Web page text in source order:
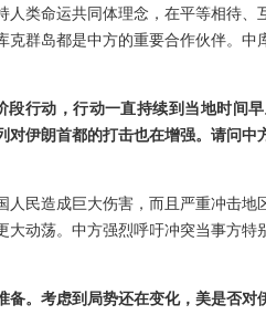
类命运共同体理念，在平等相待、
克群岛都是中方的重要合作伙伴。中
段行动，行动一直持续到当地时间
对伊朗首都的打击也在增强。请问中
民造成巨大伤害，而且严重冲击地
大动荡。中方强烈呼吁冲突当事方特
备。考虑到局势还在变化，美是否对